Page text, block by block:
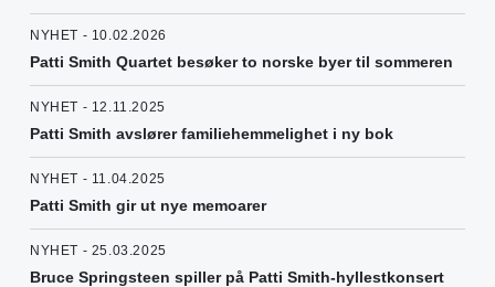
NYHET - 10.02.2026
Patti Smith Quartet besøker to norske byer til sommeren
NYHET - 12.11.2025
Patti Smith avslører familiehemmelighet i ny bok
NYHET - 11.04.2025
Patti Smith gir ut nye memoarer
NYHET - 25.03.2025
Bruce Springsteen spiller på Patti Smith-hyllestkonsert